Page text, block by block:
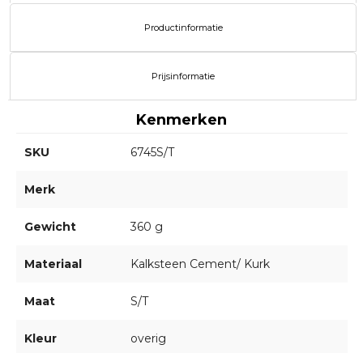
Productinformatie
Prijsinformatie
Kenmerken
SKU 6745S/T
Merk
Gewicht 360 g
Materiaal Kalksteen Cement/ Kurk
Maat S/T
Kleur overig